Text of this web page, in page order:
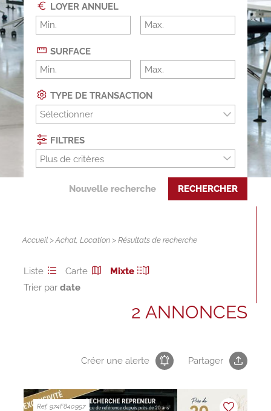
LOYER ANNUEL
SURFACE
TYPE DE TRANSACTION
Sélectionner
FILTRES
Plus de critères
Nouvelle recherche RECHERCHER
Accueil >Achat,Location > Résultats de recherche
Liste Carte
Mixte
Trier par
2 ANNONCES
Créer une alerte Partager
Ref. 974F840957